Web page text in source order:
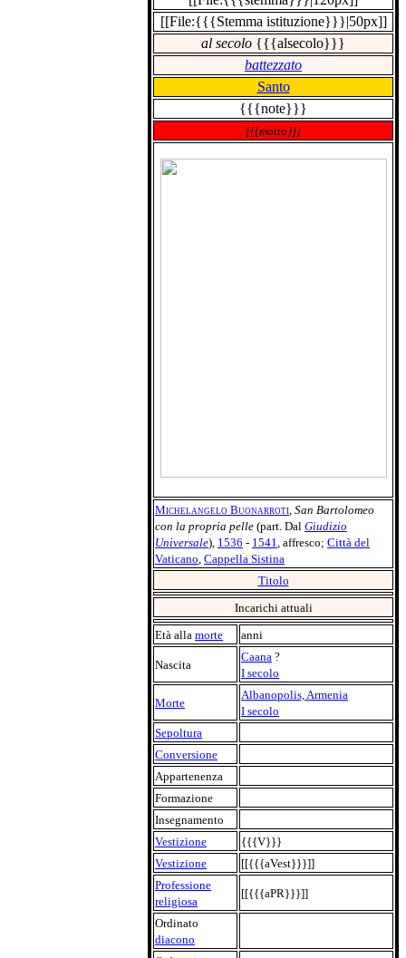
[[File:{{{Stemma istituzione}}}|50px]]
al secolo {{{alsecolo}}}
battezzato
Santo
{{{note}}}
{{{motto}}}
Michelangelo Buonarroti San Bartolomeo
con la propria pelle (part. Dal Giudizio
Universale), 1536 - 1541 , affresco; Città del
Vaticano Cappella Sistina
Titolo
Incarichi attuali
Età alla morte anni
Nascita
Caana ?
I secolo
Morte
Albanopolis, Armenia
I secolo
Sepoltura
Conversione
Appartenenza
Formazione
Insegnamento
Vestizione
{{{V}}}
Vestizione
[[{{{aVest}}}]]
Professione
religiosa
[[{{{aPR}}}]]
Ordinato
diacono